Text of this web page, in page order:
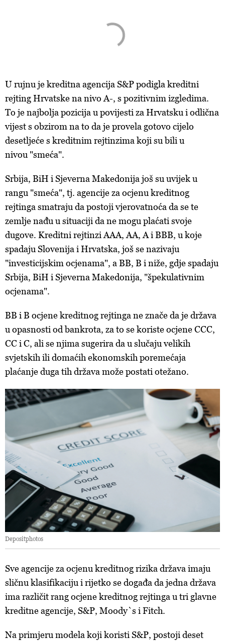
U rujnu je kreditna agencija S&P podigla kreditni
rejting Hrvatske na nivo A-, s pozitivnim izgledima.
To je najbolja pozicija u povijesti za Hrvatsku i odlična
vijest s obzirom na to da je provela gotovo cijelo
desetljeće s kreditnim rejtinzima koji su bili u
nivou "smeća".
Srbija, BiH i Sjeverna Makedonija još su uvijek u
rangu "smeća", tj. agencije za ocjenu kreditnog
rejtinga smatraju da postoji vjerovatnoća da se te
zemlje nađu u situaciji da ne mogu plaćati svoje
dugove. Kreditni rejtinzi AAA, AA, A i BBB, u koje
spadaju Slovenija i Hrvatska, još se nazivaju
"investicijskim ocjenama", a BB, B i niže, gdje spadaju
Srbija, BiH i Sjeverna Makedonija, "špekulativnim
ocjenama".
BB i B ocjene kreditnog rejtinga ne znače da je država
u opasnosti od bankrota, za to se koriste ocjene CCC,
CC i C, ali se njima sugerira da u slučaju velikih
svjetskih ili domaćih ekonomskih poremećaja
plaćanje duga tih država može postati otežano.
Depositphotos
Sve agencije za ocjenu kreditnog rizika država imaju
sličnu klasifikaciju i rijetko se događa da jedna država
ima različit rang ocjene kreditnog rejtinga u tri glavne
kreditne agencije, S&P, Moody`s i Fitch.
Na primjeru modela koji koristi S&P, postoji deset